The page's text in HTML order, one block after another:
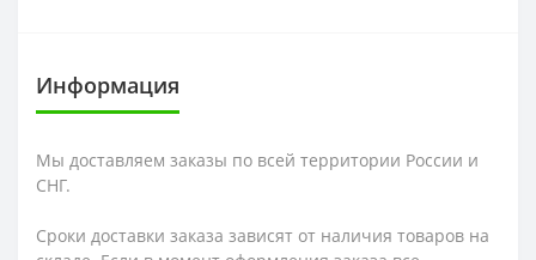
Информация
Мы доставляем заказы по всей территории России и
СНГ.
Сроки доставки заказа зависят от наличия товаров на